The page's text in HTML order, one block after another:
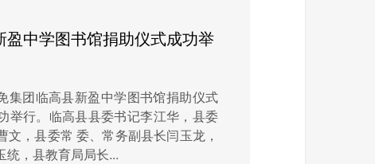
盈中学图书馆捐助仪式成功举
集团临高县新盈中学图书馆捐助仪式
举行。临高县县委书记李江华，县委
文，县委常 委、常务副县长闫玉龙，
统，县教育局局长...